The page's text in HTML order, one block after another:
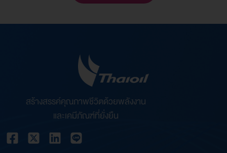
สร้างสรรค์คุณภาพชีวิตด้วยพลังงาน
และเคมีภัณฑ์ที่ยั่งยืน